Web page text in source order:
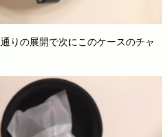
りの展開で次にこのケースのチャ